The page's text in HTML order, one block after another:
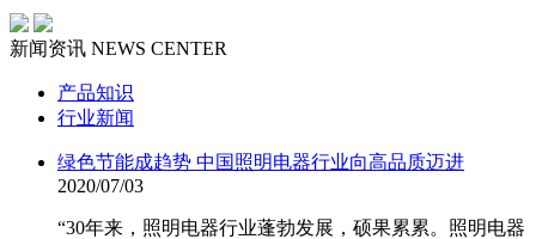
新闻资讯 NEWS CENTER
产品知识
行业新闻
绿色节能成趋势 中国照明电器行业向高品质迈进
2020/07/03
“30年来，照明电器行业蓬勃发展，硕果累累。照明电器